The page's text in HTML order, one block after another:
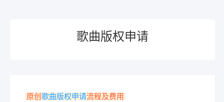
歌曲版权申请
原创 歌曲版权申请流程及费用